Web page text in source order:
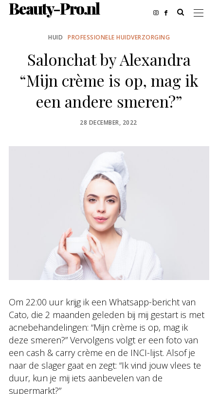
Beauty-Pro.nl
HUID PROFESSIONELE HUIDVERZORGING
Salonchat by Alexandra
“Mijn crème is op, mag ik
een andere smeren?”
POSTED
28 DECEMBER, 2022
Om 22:00 uur krijg ik een Whatsapp-bericht van
Cato, die 2 maanden geleden bij mij gestart is met
acnebehandelingen: “Mijn crème is op, mag ik
deze smeren?” Vervolgens volgt er een foto van
een cash & carry crème en de INCI-lijst. Alsof je
naar de slager gaat en zegt: “Ik vind jouw vlees te
duur, kun je mij iets aanbevelen van de
supermarkt?”